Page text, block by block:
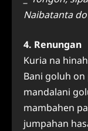
Naibatanta do
4. Renungan
Kuria na
Bani goluh
mandalani
mambahen
jumpahan